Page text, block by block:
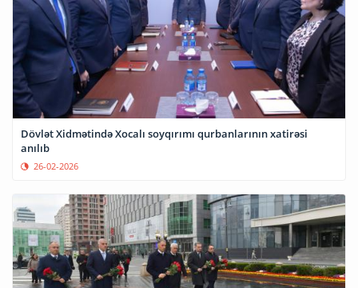
Dövlət Xidmətində Xocalı soyqırımı qurbanlarının xatirəsi
anılıb
26-02-2026